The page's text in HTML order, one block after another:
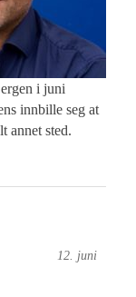
i juni
innbille seg at
annet sted.
12. juni